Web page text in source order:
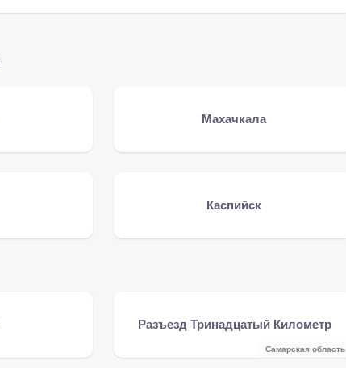
Махачкала
Каспийск
Разъезд Тринадцатый Километр
Самарская область